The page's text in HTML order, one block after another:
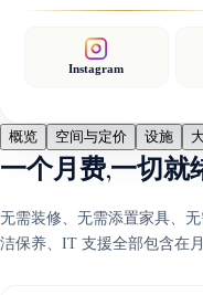
Instagram
概览 空间与定价 设施
一个月费,一切就
无需装修、无需添置家具、
洁保养、IT 支援全部包含在月